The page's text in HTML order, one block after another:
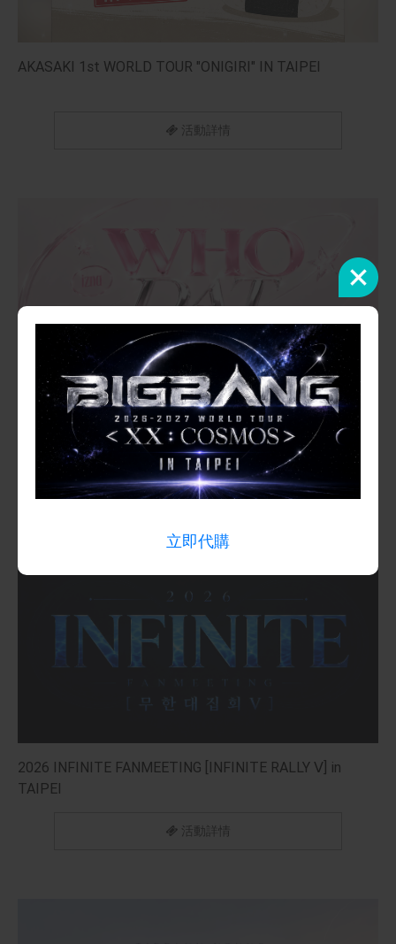
立即代購
AKASAKI 1st WORLD TOUR "ONIGIRI" IN TAIPEI
活動詳情
izna Concert Tour: WHO DAT GIRL? IN TAIPEI
活動詳情
2026 INFINITE FANMEETING [INFINITE RALLY Ⅴ] in
TAIPEI
活動詳情